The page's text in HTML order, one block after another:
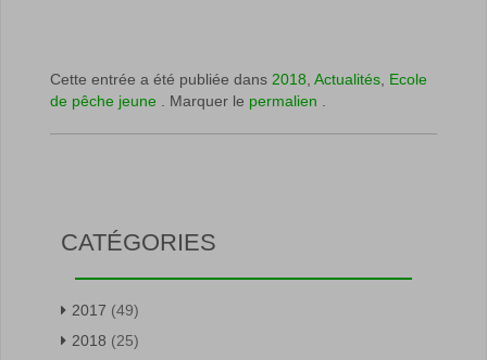
Cette entrée a été publiée dans 2018 Actualités Ecole
de pêche jeune . Marquer le permalien
CATÉGORIES
2017 (49)
2018 (25)